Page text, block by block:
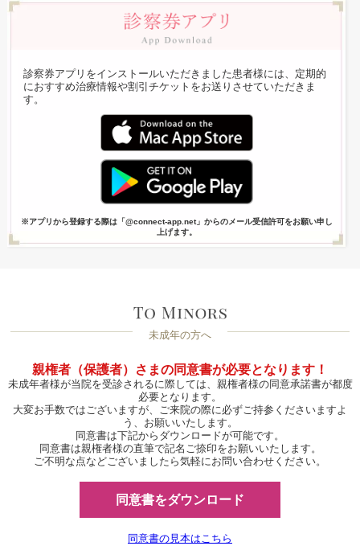
診察券アプリをインストールいただきました患者様には、定期的
におすすめ治療情報や割引チケットをお送りさせていただきま
す。
※アプリから登録する際は「@connect-app.net」からのメール受信許可をお願い申し
上げます。
未成年の方へ
親権者（保護者）さまの同意書が必要となります！
未成年者様が当院を受診されるに際しては、親権者様の同意承諾書が都度
必要となります。
大変お手数ではございますが、ご来院の際に必ずご持参くださいますよ
う、お願いいたします。
同意書は下記からダウンロードが可能です。
同意書は親権者様の直筆で記名ご捺印をお願いいたします。
ご不明な点などございましたら気軽にお問い合わせください。
同意書をダウンロード
同意書の見本はこちら